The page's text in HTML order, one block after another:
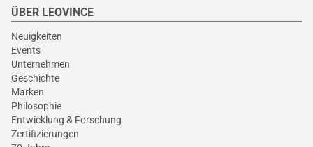
ÜBER LEOVINCE
Neuigkeiten
Events
Unternehmen
Geschichte
Marken
Philosophie
Entwicklung & Forschung
Zertifizierungen